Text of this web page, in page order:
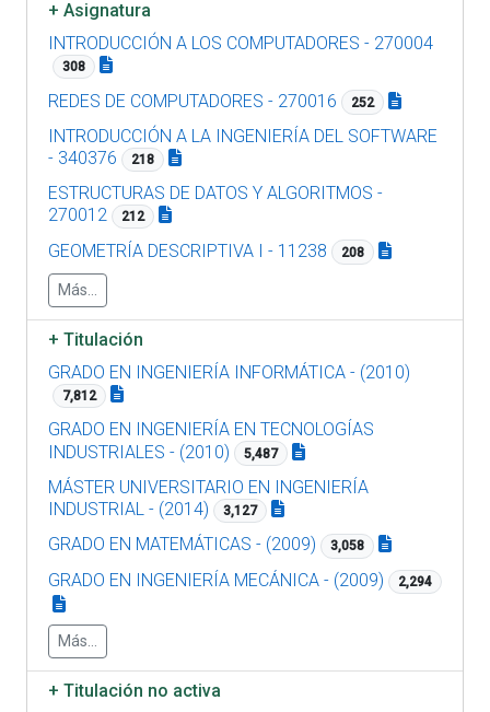
+Asignatura
INTRODUCCIÓN A LOS COMPUTADORES - 270004
308
REDES DE COMPUTADORES - 270016 252
INTRODUCCIÓN A LA INGENIERÍA DEL SOFTWARE
- 340376
218
ESTRUCTURAS DE DATOS Y ALGORITMOS -
270012
212
GEOMETRÍA DESCRIPTIVA I - 11238 208
Más...
+Titulación
GRADO EN INGENIERÍA INFORMÁTICA - (2010)
7,812
GRADO EN INGENIERÍA EN TECNOLOGÍAS
INDUSTRIALES - (2010)
5,487
MÁSTER UNIVERSITARIO EN INGENIERÍA
INDUSTRIAL - (2014)
3,127
GRADO EN MATEMÁTICAS - (2009) 3,058
GRADO EN INGENIERÍA MECÁNICA - (2009) 2,294
Más...
+Titulación no activa